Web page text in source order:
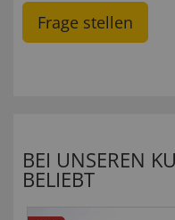
Frage stellen
BEI UNSEREN
BELIEBT